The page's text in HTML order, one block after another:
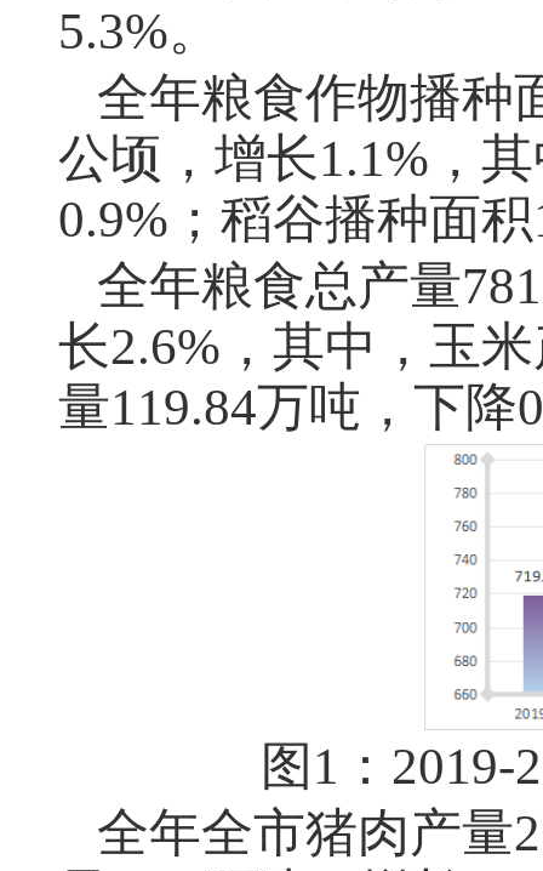
5.3%。
全年粮食作物播种
公顷，增长1.1%，
0.9%；稻谷播种面
全年粮食总产量
长2.6%，其中，玉
量119.84万吨，下降
图 1：2019-
全年全市猪肉产量